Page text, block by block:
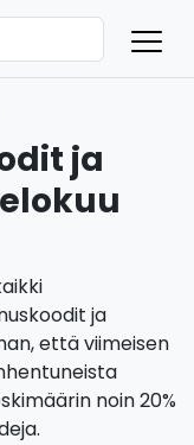
ja
ja
että viimeisen
noin 20%